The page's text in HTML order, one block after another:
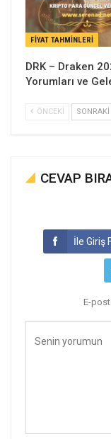
FIYAT TAHMINLERI
DRK – Draken
Yorumları ve
ÖNCEKI SONRAKI
CEVAP
İle Giriş
E-